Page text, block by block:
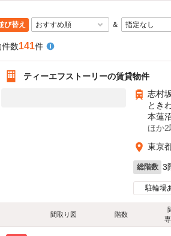
び替え ＆
件数141件
ティーエフストーリーの賃貸物件
志村
とき
本蓮
ほか2
東京
総階数 3
駐輪場
間取り図 階数